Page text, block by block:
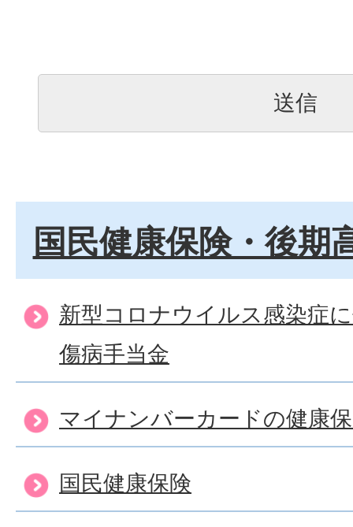
国民健康保険・後期
新型コロナウイルス感染症
傷病手当金
マイナンバーカードの健康
国民健康保険